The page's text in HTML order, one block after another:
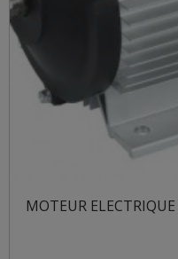
MOTEUR